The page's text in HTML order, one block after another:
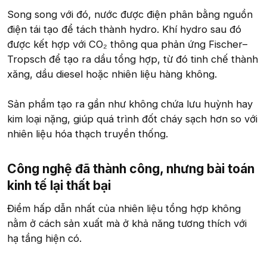
Song song với đó, nước được điện phân bằng nguồn
điện tái tạo để tách thành hydro. Khí hydro sau đó
được kết hợp với CO₂ thông qua phản ứng Fischer–
Tropsch để tạo ra dầu tổng hợp, từ đó tinh chế thành
xăng, dầu diesel hoặc nhiên liệu hàng không.
Sản phẩm tạo ra gần như không chứa lưu huỳnh hay
kim loại nặng, giúp quá trình đốt cháy sạch hơn so với
nhiên liệu hóa thạch truyền thống.
Công nghệ đã thành công, nhưng bài toán
kinh tế lại thất bại​
Điểm hấp dẫn nhất của nhiên liệu tổng hợp không
nằm ở cách sản xuất mà ở khả năng tương thích với
hạ tầng hiện có.